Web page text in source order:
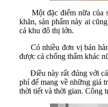
Một đặc điểm nữa của
khăn, sản phẩm này ai
cả khu đô thị lớn.
Có nhiều đơn vị bán
được cả chống thấm khác
Điều này rất đúng với các
phí để mang về những giá
thời tiết và thời gian. Công